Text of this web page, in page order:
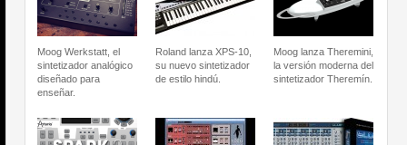
Moog Werkstatt, el
sintetizador analógico
diseñado para
enseñar.
Roland lanza XPS-10,
su nuevo sintetizador
de estilo hindú.
Moog lanza Theremini,
la versión moderna del
sintetizador Theremín.